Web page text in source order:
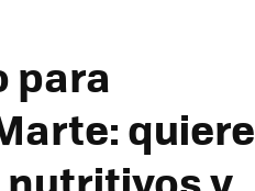
para
quiere